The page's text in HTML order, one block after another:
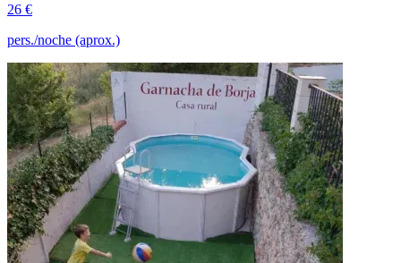
26 €
pers./noche (aprox.)